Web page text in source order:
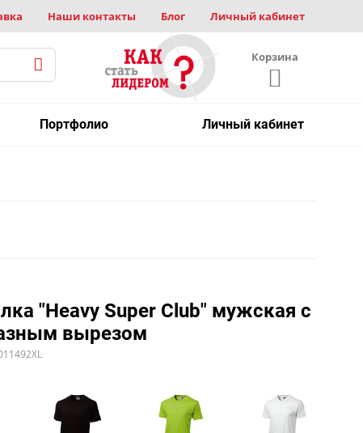
Наши контакты Блог Личный кабинет
Корзина
Портфолио Личный кабинет
"Heavy Super Club" мужская с
вырезом